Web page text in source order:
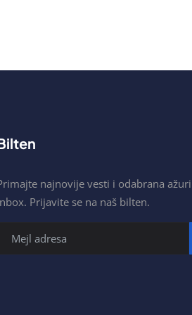
najnovije vesti i odabrana
Prijavite se na naš bilten.